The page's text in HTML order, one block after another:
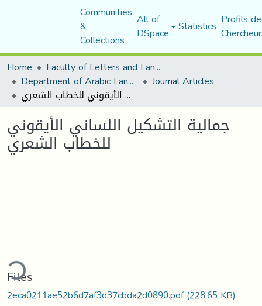
Communities
&
Collections
All of
DSpace Statistics Profils
Home
Faculty of Letters and Languages
Department of Arabic Language and Literature Journal Articles
جمالية التشكيل اللساني الأيقوني للخطاب الشعري
جمالية التشكيل اللساني الأيقوني
للخطاب الشعري
Files
2eca0211ae52b6d7af3d37cbda2d0890.pdf(228.65 KB)